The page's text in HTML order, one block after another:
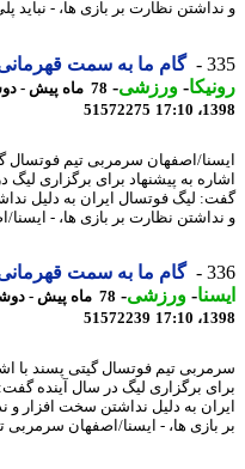
نظارت بر بازی ها، - نباید پلی
گام ما به سمت قهرمانی
-ورزشی-
51572275
اصفهان سرمربی تیم فوتسال گیتی
به پیشنهاد برای برگزاری لیگ در
لیگ فوتسال ایران به دلیل
نظارت بر بازی ها، - ایسنا/
گام ما به سمت قهرمانی
-ورزشی-
51572239
تیم فوتسال گیتی پسند با اشاره
برگزاری لیگ در سال آینده گفت:
به دلیل نداشتن سخت افزار و
ها، - ایسنا/اصفهان سرمربی تیم